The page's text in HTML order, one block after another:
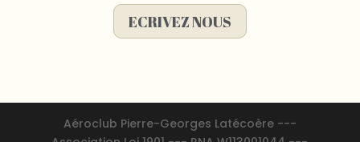
ECRIVEZ NOUS
Aéroclub Pierre-Georges Latécoère ---